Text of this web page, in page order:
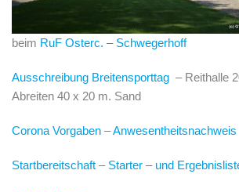
beim RuF Osterc. – Schwegerhoff
Ausschreibung Breitensporttag – Reithalle
Abreiten 40 x 20 m. Sand
Corona Vorgaben –Anwesentheitsnachweis
Startbereitschaft – Starter – und